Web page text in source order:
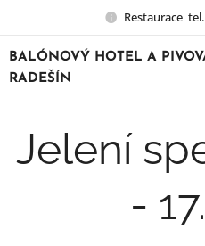
Restaurace
BALÓNOVÝ HOTEL A
RADEŠÍN
Jelení
-